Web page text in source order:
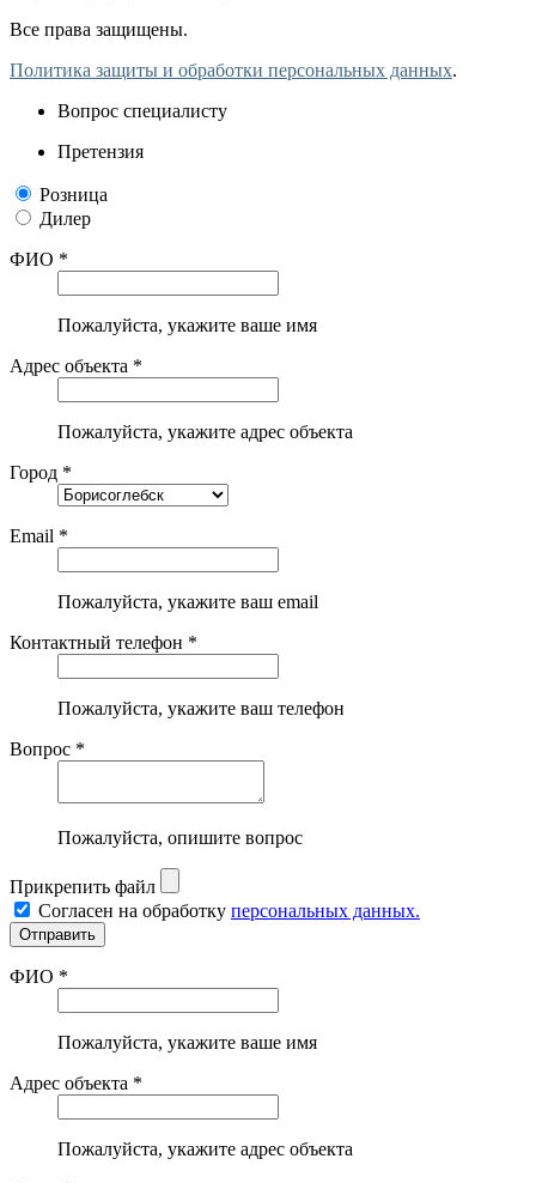
Все права защищены.
Политика защиты и обработки персональных данных.
Вопрос специалисту
Претензия
Розница
Дилер
ФИО *
Пожалуйста, укажите ваше имя
Адрес объекта *
Пожалуйста, укажите адрес объекта
Город *
Email *
Пожалуйста, укажите ваш email
Контактный телефон *
Пожалуйста, укажите ваш телефон
Вопрос *
Пожалуйста, опишите вопрос
Прикрепить файл
Согласен на обработку персональных данных.
ФИО *
Пожалуйста, укажите ваше имя
Адрес объекта *
Пожалуйста, укажите адрес объекта